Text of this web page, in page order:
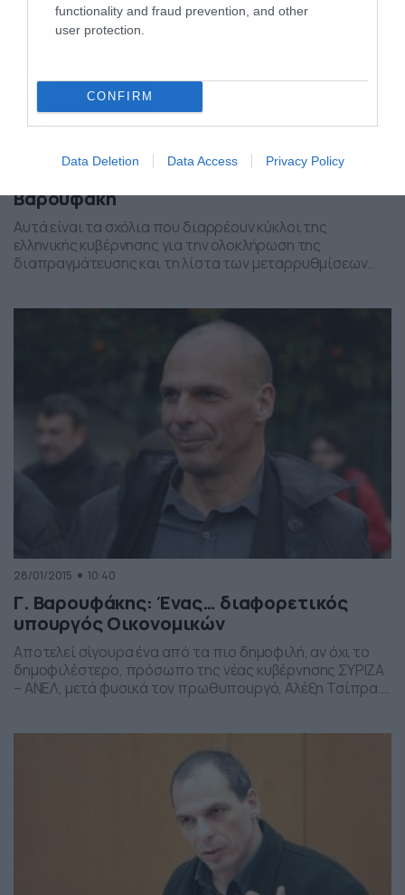
functionality and fraud prevention, and other
user protection.
CONFIRM
Data Deletion Data Access Privacy Policy
Βαρουφάκη
Αυτά είναι τα σχόλια που διαρρέουν κύκλοι της
ελληνικής κυβέρνησης για την ολοκλήρωση της
διαπραγμάτευσης και τη λίστα των μεταρρυθμίσεων
συνοδεύει, συνιστούν σημείο καμπής τόσο για την
Ελλάδα όσο και για την Ευρώπη. Για πρώτη φορά από
28/01/2015 10:40
Γ. Βαρουφάκης: Ένας… διαφορετικός
υπουργός Οικονομικών
Αποτελεί σίγουρα ένα από τα πιο δημοφιλή, αν όχι το
δημοφιλέστερο, πρόσωπο της νέας κυβέρνησης ΣΥΡΙΖΑ
– ΑΝΕΛ, μετά φυσικά τον πρωθυπουργό, Αλέξη Τσίπρα.